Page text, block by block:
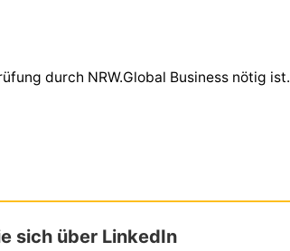
durch NRW.Global Business nötig ist.
sich über LinkedIn